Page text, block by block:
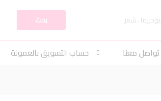
بحث
تواصل معنا حساب التسويق بالعمولة